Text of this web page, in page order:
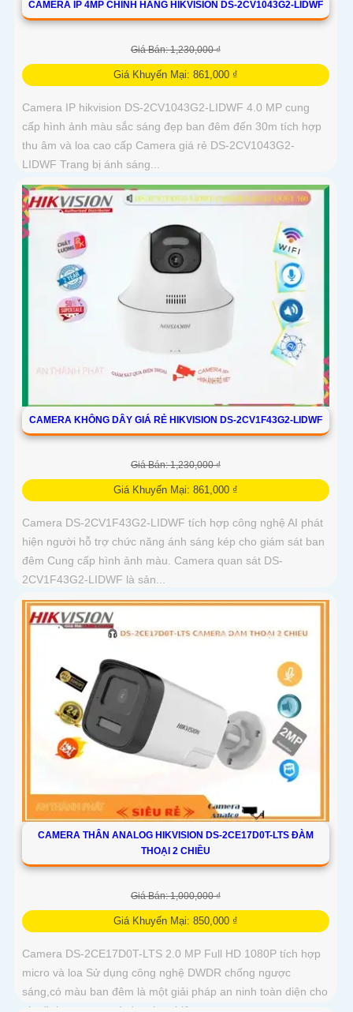
CAMERA IP 4MP CHÍNH HÃNG HIKVISION DS-2CV1043G2-LIDWF
Giá Bán: 1,230,000 ₫
Giá Khuyến Mại: 861,000 ₫
Camera IP hikvision DS-2CV1043G2-LIDWF 4.0 MP cung
cấp hình ảnh màu sắc sáng đẹp ban đêm đến 30m tích hợp
thu âm và loa cao cấp Camera giá rẻ DS-2CV1043G2-
LIDWF Trang bị ánh sáng...
CAMERA KHÔNG DÂY GIÁ RẺ HIKVISION DS-2CV1F43G2-LIDWF
Giá Bán: 1,230,000 ₫
Giá Khuyến Mại: 861,000 ₫
Camera DS-2CV1F43G2-LIDWF tích hợp công nghệ AI phát
hiện người hỗ trợ chức năng ánh sáng kép cho giám sát ban
đêm Cung cấp hình ảnh màu. Camera quan sát DS-
2CV1F43G2-LIDWF là sản...
CAMERA THÂN ANALOG HIKVISION DS-2CE17D0T-LTS ĐÀM
THOẠI 2 CHIỀU
Giá Bán: 1,000,000 ₫
Giá Khuyến Mại: 850,000 ₫
Camera DS-2CE17D0T-LTS 2.0 MP Full HD 1080P tích hợp
micro và loa Sử dụng công nghệ DWDR chống ngược
sáng,có màu ban đêm là một giải pháp an ninh toàn diện cho